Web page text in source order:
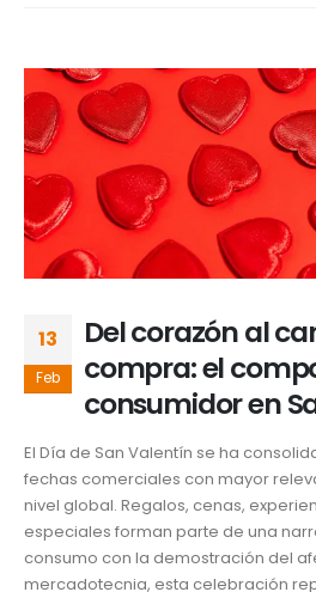
13
Feb
Del corazón al
compra: el
consumidor en
El Día de San Valentín se ha
fechas comerciales con mayor
nivel global. Regalos, cenas,
especiales forman parte de una
consumo con la demostración del
mercadotecnia, esta celebración